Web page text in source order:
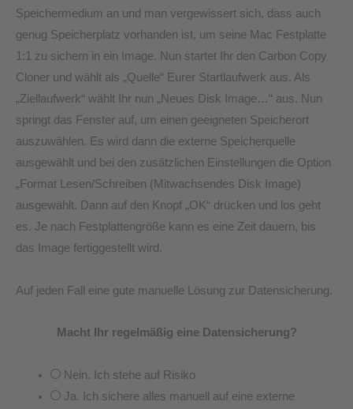
Speichermedium an und man vergewissert sich, dass auch
genug Speicherplatz vorhanden ist, um seine Mac Festplatte
1:1 zu sichern in ein Image. Nun startet Ihr den Carbon Copy
Cloner und wählt als „Quelle“ Eurer Startlaufwerk aus. Als
„Ziellaufwerk“ wählt Ihr nun „Neues Disk Image…“ aus. Nun
springt das Fenster auf, um einen geeigneten Speicherort
auszuwählen. Es wird dann die externe Speicherquelle
ausgewählt und bei den zusätzlichen Einstellungen die Option
„Format Lesen/Schreiben (Mitwachsendes Disk Image)
ausgewählt. Dann auf den Knopf „OK“ drücken und los geht
es. Je nach Festplattengröße kann es eine Zeit dauern, bis
das Image fertiggestellt wird.
Auf jeden Fall eine gute manuelle Lösung zur Datensicherung.
Macht Ihr regelmäßig eine Datensicherung?
Nein. Ich stehe auf Risiko
Ja. Ich sichere alles manuell auf eine externe